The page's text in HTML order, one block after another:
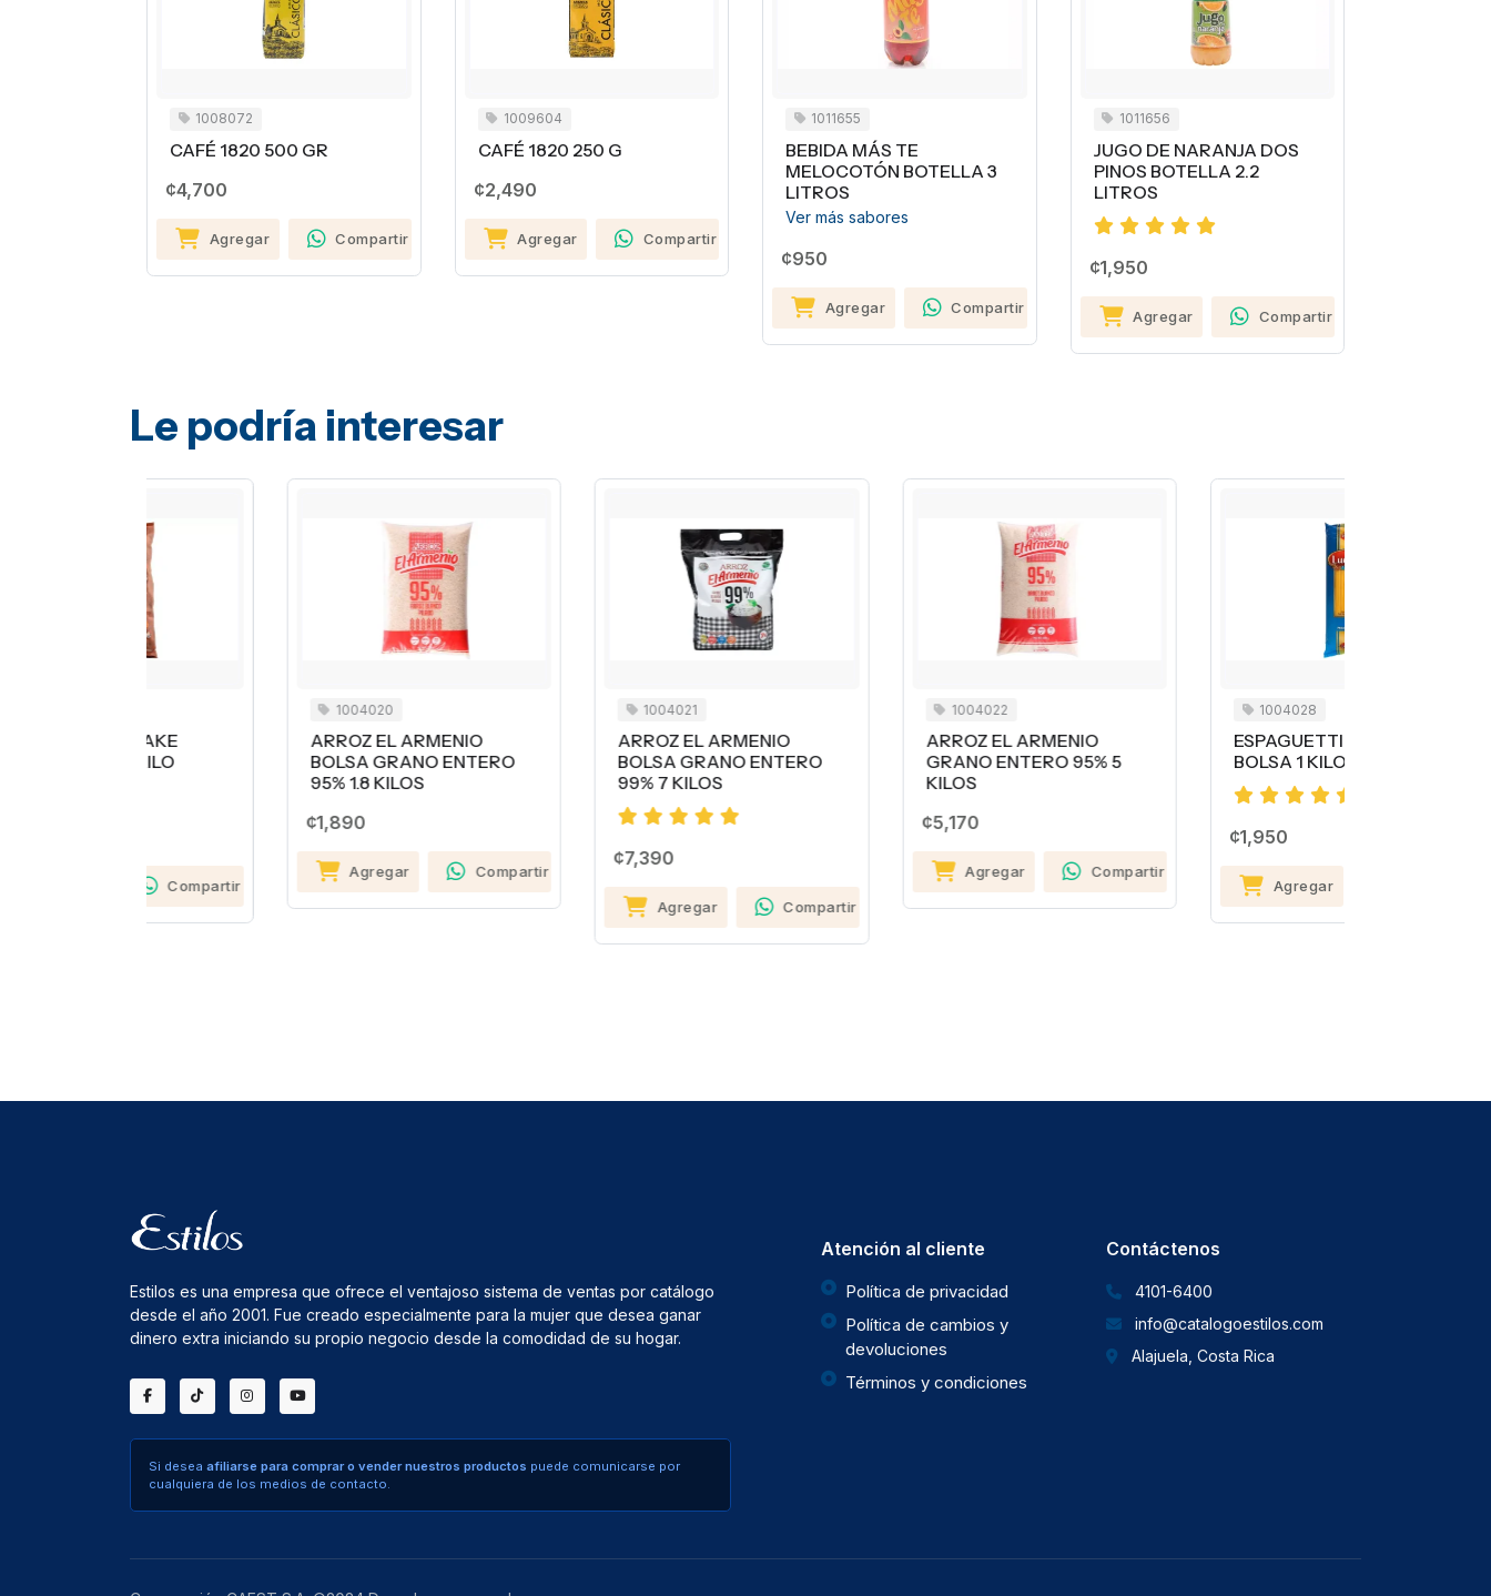
1008072
CAFÉ 1820 500 GR
¢4,700
Agregar Compartir
1009604
CAFÉ 1820 250 G
¢2,490
Agregar Compartir
1011655
BEBIDA MÁS TE
MELOCOTÓN BOTELLA 3
LITROS
Ver más sabores
¢950
Agregar Compartir
1011656
JUGO DE NARANJA DOS
PINOS BOTELLA 2.2
LITROS
¢1,950
Agregar Compartir
Le podría interesar
ARROZ EL ARMENIO
BOLSA GRANO ENTERO
Agregar Compartir
ARROZ EL ARMENIO
BOLSA GRANO ENTERO
¢7,390
Agregar Compartir
ARROZ EL ARMENIO
GRANO ENTERO 95% 5
Compartir
ESPAGUETTI LUCEMA
BOLSA 1 KILO
Compartir
Estilos es una empresa que ofrece el ventajoso sistema de ventas por catálogo
desde el año 2001. Fue creado especialmente para la mujer que desea ganar
dinero extra iniciando su propio negocio desde la comodidad de su hogar.
Si desea afiliarse para comprar o vender nuestros productos puede comunicarse por
cualquiera de los medios de contacto.
Atención al cliente
Política de privacidad
Política de cambios y
devoluciones
Términos y condiciones
Contáctenos
4101-6400
info@catalogoestilos.com
Alajuela, Costa Rica